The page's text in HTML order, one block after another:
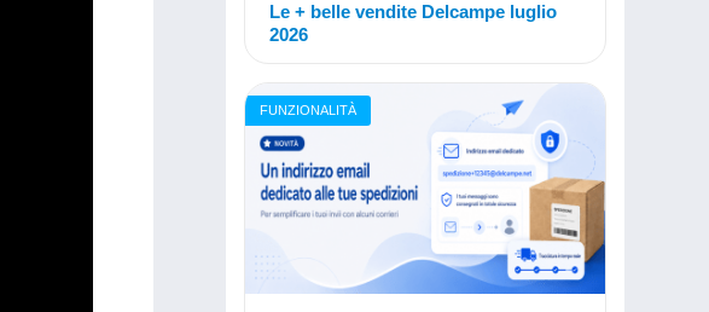
Le + belle vendite Delcampe luglio
2026
FUNZIONALITÀ